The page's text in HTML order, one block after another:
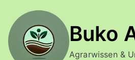
Inhalt
springen
Buko
Agrarwissen &